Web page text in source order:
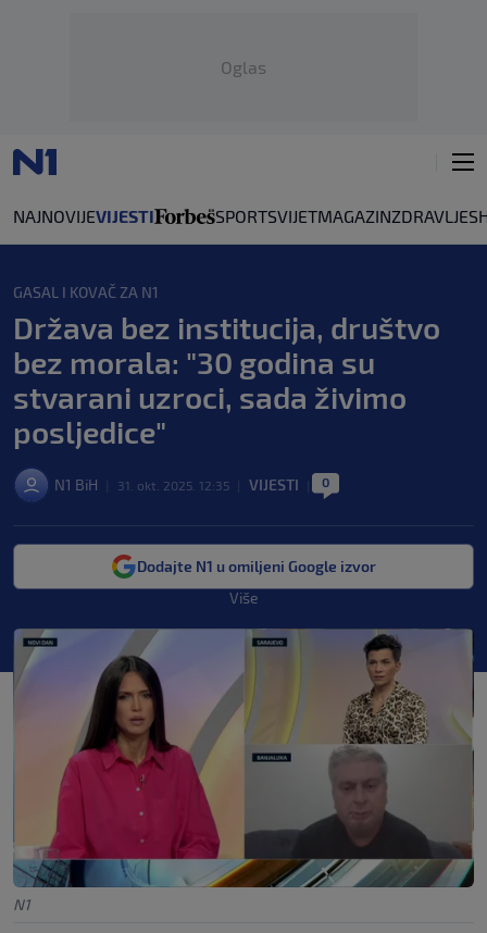
Oglas
NAJNOVIJEVIJESTI SPORTSVIJETMAGAZINZDRAVLJE
EkonomijaKulturaRegijaCrna hronikaObrazovanjeVrijeme
GASAL I KOVAČ ZA N1
Država bez institucija, društvo
bez morala: "30 godina su
stvarani uzroci, sada živimo
posljedice"
N1 BiH 31. okt. 2025. 12:35 VIJESTI 0
Dodajte N1 u omiljeni Google izvor
Više
N1